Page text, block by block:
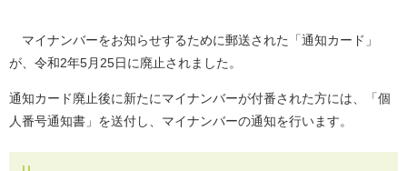
マイナンバーをお知らせするために郵送された「通知カード」
が、令和2年5月25日に廃止されました。
通知カード廃止後に新たにマイナンバーが付番された方には、「個
人番号通知書」を送付し、マイナンバーの通知を行います。